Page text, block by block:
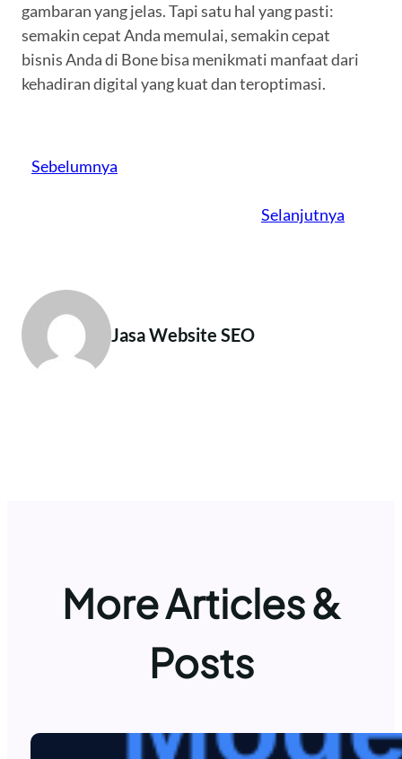
gambaran yang jelas. Tapi satu hal yang pasti:
semakin cepat Anda memulai, semakin cepat
bisnis Anda di Bone bisa menikmati manfaat dari
kehadiran digital yang kuat dan teroptimasi.
Sebelumnya
Selanjutnya
Jasa Website SEO
More Articles &
Posts